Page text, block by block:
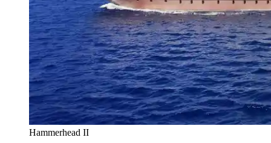
Hammerhead II